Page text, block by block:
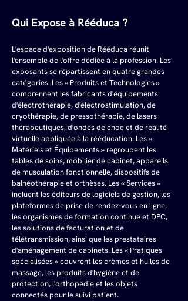
Qui Expose à Rééduca ?
L'espace d'exposition de Rééduca réunit
l'ensemble de l'offre dédiée à la profession. Les
exposants se répartissent en quatre grandes
catégories. Les « Produits et Technologies »
comprennent les fabricants d'équipements
d'électrothérapie, d'électrostimulation, de
cryothérapie, de pressothérapie, de lasers
thérapeutiques, d'ondes de choc et de réalité
virtuelle appliquée à la rééducation. Les «
Matériels et Équipements » regroupent les
tables de soins, mobilier de cabinet, appareils
de musculation fonctionnelle, dispositifs de
balnéothérapie et orthèses. Les « Services »
incluent les éditeurs de logiciels de gestion, les
plateformes de prise de rendez-vous en ligne,
les organismes de formation continue et DPC,
les solutions de facturation et de
télétransmission, ainsi que les prestataires
d'aménagement de cabinets. Les « Pratiques
spécialisées » couvrent les crèmes et huiles de
massage, les produits d'hygiène et de
protection, l'orthopédie et les objets
connectés pour le suivi patient.